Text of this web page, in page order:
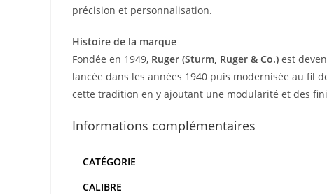
précision et personnalisation.
Histoire de la marque
Fondée en 1949, Ruger (Sturm, Ruger & Co.) est
lancée dans les années 1940 puis modernisée au fil
cette tradition en y ajoutant une modularité et des
Informations complémentaires
CATÉGORIE
CALIBRE